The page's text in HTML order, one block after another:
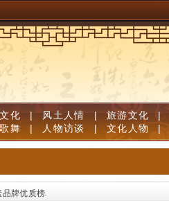
化 | 风土人情 | 旅游文化 |
舞 | 人物访谈 | 文化人物 |
优质榜单，足量维生素B族固发防脱清白发